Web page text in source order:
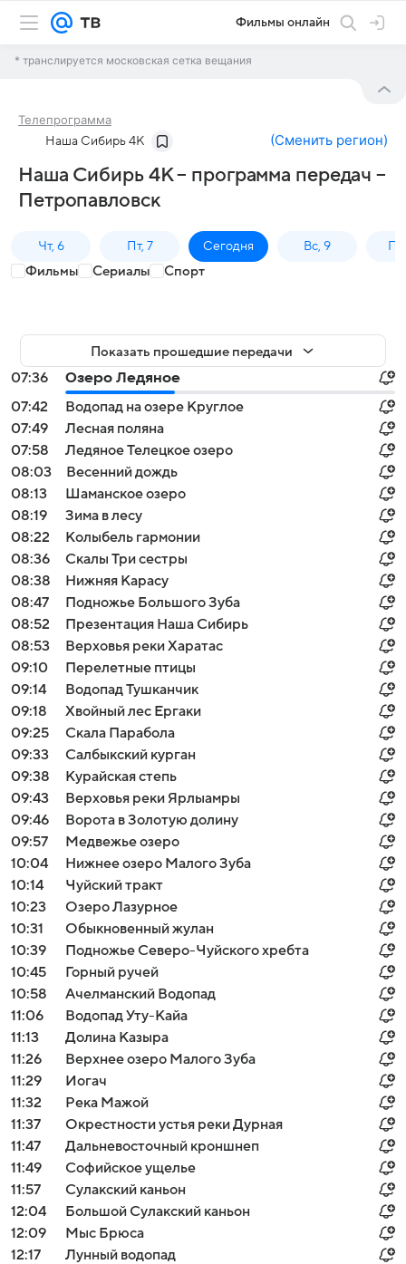
Фильмы онлайн
* транслируется московская сетка вещания
Телепрограмма
Наша Сибирь 4К (Сменить регион)
Наша Сибирь 4К – программа передач –
Петропавловск
Чт, 6 Пт, 7 Сегодня Вс, 9
Фильмы Сериалы Спорт
Показать прошедшие передачи
07:36
Озеро Ледяное
07:42
Водопад на озере Круглое
07:49
Лесная поляна
07:58
Ледяное Телецкое озеро
08:03
Весенний дождь
08:13
Шаманское озеро
08:19
Зима в лесу
08:22
Колыбель гармонии
08:36
Скалы Три сестры
08:38
Нижняя Карасу
08:47
Подножье Большого Зуба
08:52
Презентация Наша Сибирь
08:53
Верховья реки Харатас
09:10
Перелетные птицы
09:14
Водопад Тушканчик
09:18
Хвойный лес Ергаки
09:25
Скала Парабола
09:33
Салбыкский курган
09:38
Курайская степь
09:43
Верховья реки Ярлыамры
09:46
Ворота в Золотую долину
09:57
Медвежье озеро
10:04
Нижнее озеро Малого Зуба
10:14
Чуйский тракт
10:23
Озеро Лазурное
10:31
Обыкновенный жулан
10:39
Подножье Северо-Чуйского хребта
10:45
Горный ручей
10:58
Ачелманский Водопад
11:06
Водопад Уту-Кайа
11:13
Долина Казыра
11:26
Верхнее озеро Малого Зуба
11:29
Иогач
11:32
Река Мажой
11:37
Окрестности устья реки Дурная
11:47
Дальневосточный кроншнеп
11:49
Софийское ущелье
11:57
Сулакский каньон
12:04
Большой Сулакский каньон
12:09
Мыс Брюса
12:17
Лунный водопад